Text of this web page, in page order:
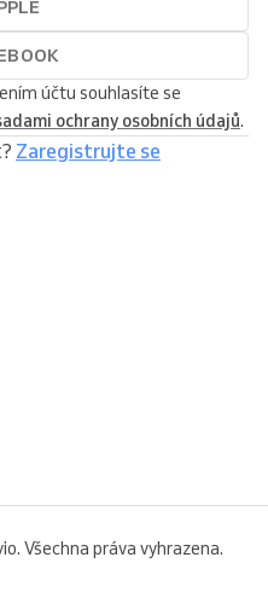
účtu souhlasíte se
ochrany osobních údajů.
Zaregistrujte se
Všechna práva vyhrazena.